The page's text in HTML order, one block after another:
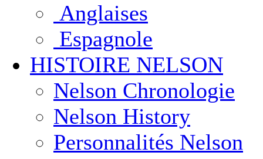
Anglaises
Espagnole
HISTOIRE NELSON
Nelson Chronologie
Nelson History
Personnalités Nelson